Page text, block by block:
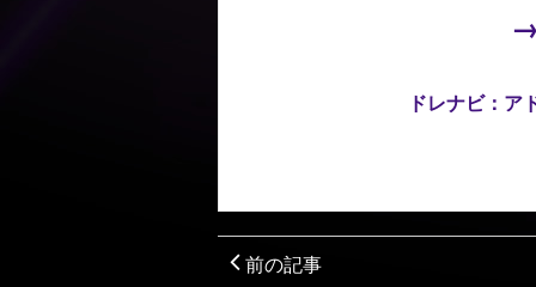
ドレナビ：ア
前の記事